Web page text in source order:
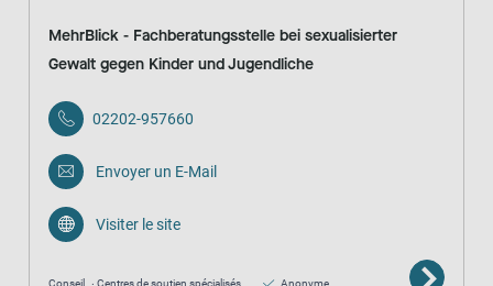
MehrBlick - Fachberatungsstelle bei sexualisierter
Gewalt gegen Kinder und Jugendliche
02202-957660
Envoyer un E-Mail
Visiter le site